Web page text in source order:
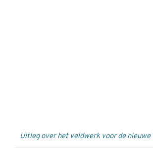
Uitleg over het veldwerk voor de nieuwe